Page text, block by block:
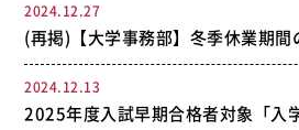
2024.12.27
(再掲)【大学事務部】冬季休業期間
2024.12.13
2025年度入試早期合格者対象「入